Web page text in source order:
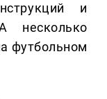
и
несколько
футбольном